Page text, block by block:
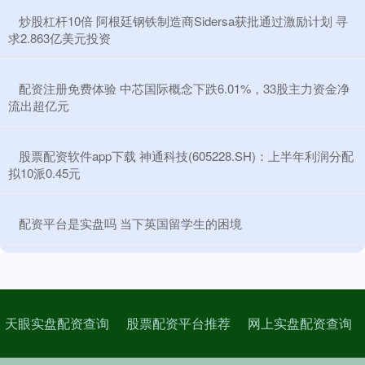
​炒股杠杆10倍 阿根廷钢铁制造商Sidersa获批通过激励计划 寻
求2.863亿美元投资
​配资注册免费体验 中芯国际概念下跌6.01%，33股主力资金净
流出超亿元
​股票配资软件app下载 神通科技(605228.SH)：上半年利润分配
拟10派0.45元
​配资平台是实盘吗 当下英国留学生的困境
天眼实盘配资查询 股票配资平台推荐 网上实盘配资查询